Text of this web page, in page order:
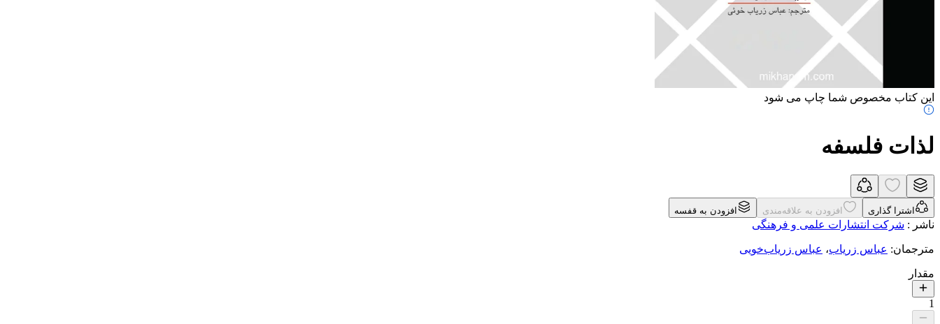
این کتاب مخصوص شما چاپ می شود
لذات فلسفه
اشترا گذاری افزودن به علاقه‌مندی افزودن به قفسه
ناشر : شرکت انتشارات علمی و فرهنگی
مترجمان: عباس زریاب، عباس زریاب‌خویی
مقدار
1